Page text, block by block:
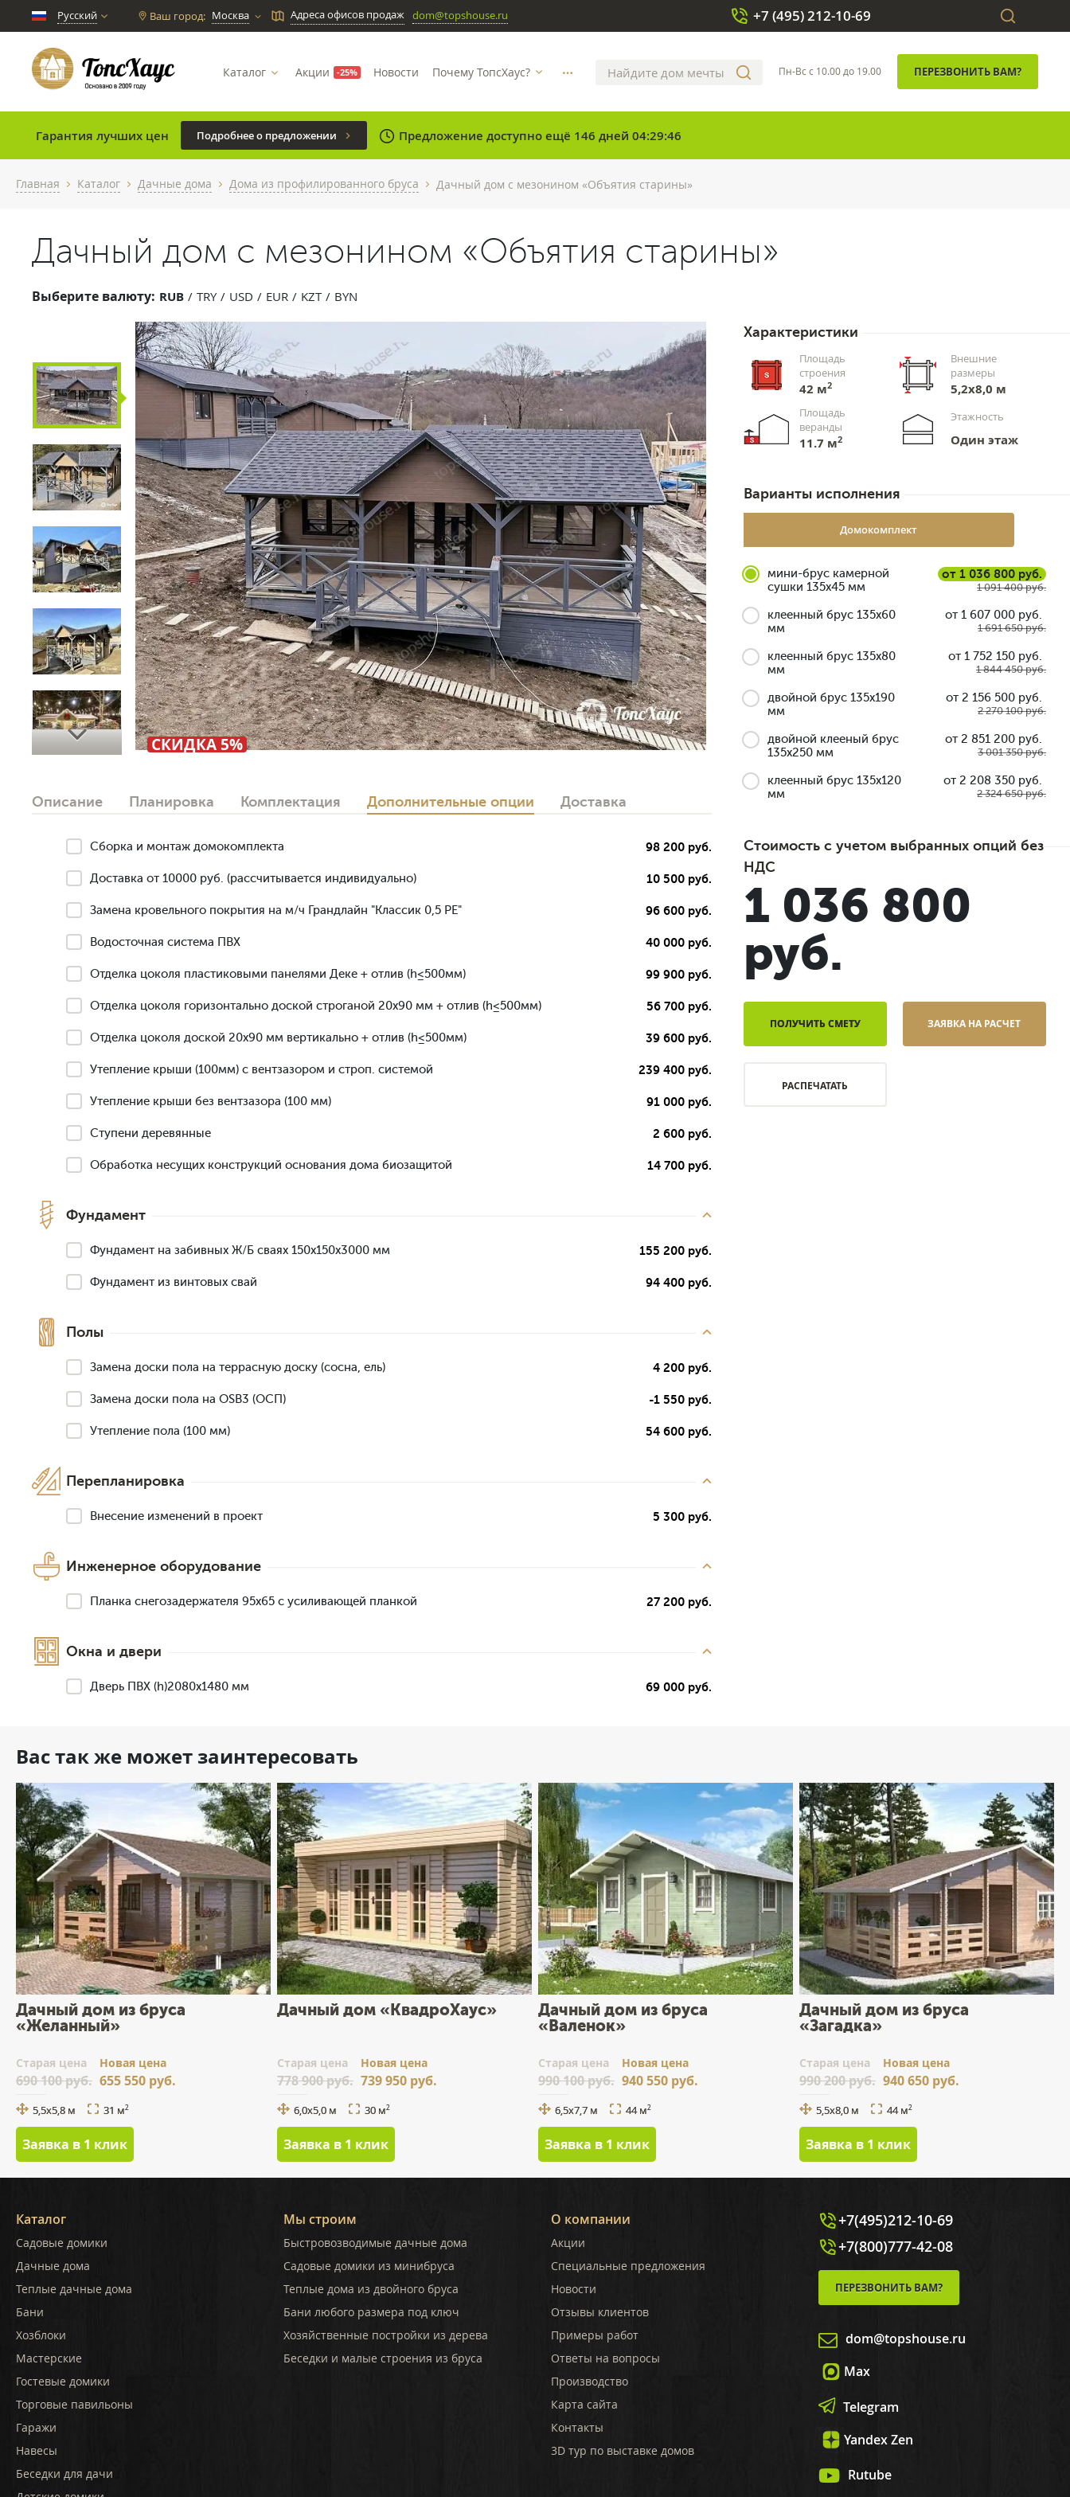
Русский Ваш город: Москва chevron_down Адреса офисов продаж dom@topshouse.ru
Каталог Акции -25% Новости Почему ТопсХаус? more_horizontal
+7 (495) 212-10-69
Пн-Вс с 10.00 до 19.00 ПЕРЕЗВОНИТЬ ВАМ?
Гарантия лучших цен Подробнее о предложении clock Предложение доступно ещё 146 дней 04:29:46
Главная chevron_right Каталог chevron_right Дачные дома chevron_right Дома из профилированного бруса chevron_right Дачный дом с мезонином «Объятия старины»
Дачный дом с мезонином «Объятия старины»
Выберите валюту: RUB TRY USD EUR KZT BYN
Next СКИДКА 5%
Описание Планировка Комплектация Дополнительные опции Доставка
Сборка и монтаж домокомплекта 98 200 руб.
Доставка от 10000 руб. (рассчитывается индивидуально) 10 500 руб.
Замена кровельного покрытия на м/ч Грандлайн "Классик 0,5 РЕ" 96 600 руб.
Водосточная система ПВХ 40 000 руб.
Отделка цоколя пластиковыми панелями Деке + отлив (h≤500мм) 99 900 руб.
Отделка цоколя горизонтально доской строганой 20х90 мм + отлив (h≤500мм) 56 700 руб.
Отделка цоколя доской 20х90 мм вертикально + отлив (h≤500мм) 39 600 руб.
Утепление крыши (100мм) с вентзазором и строп. системой 239 400 руб.
Утепление крыши без вентзазора (100 мм) 91 000 руб.
Ступени деревянные 2 600 руб.
Обработка несущих конструкций основания дома биозащитой 14 700 руб.
Фундамент
Фундамент на забивных Ж/Б сваях 150x150x3000 мм 155 200 руб.
Фундамент из винтовых свай 94 400 руб.
Полы
Замена доски пола на террасную доску (сосна, ель) 4 200 руб.
Замена доски пола на OSB3 (ОСП) -1 550 руб.
Утепление пола (100 мм) 54 600 руб.
Перепланировка
Внесение изменений в проект 5 300 руб.
Инженерное оборудование
Планка снегозадержателя 95х65 с усиливающей планкой 27 200 руб.
Окна и двери
Дверь ПВХ (h)2080х1480 мм 69 000 руб.
Характеристики
Площадь
строения
42 м2
Внешние
размеры
5,2x8,0 м
Площадь
веранды
11.7 м2
Этажность
Один этаж
Варианты исполнения
Домокомплект
мини-брус камерной
сушки 135x45 мм
от 1 036 800 руб.
1 091 400 руб.
клеенный брус 135x60
мм
от 1 607 000 руб.
1 691 650 руб.
клеенный брус 135x80
мм
от 1 752 150 руб.
1 844 450 руб.
двойной брус 135x190
мм
от 2 156 500 руб.
2 270 100 руб.
двойной клееный брус
135x250 мм
от 2 851 200 руб.
3 001 350 руб.
клеенный брус 135x120
мм
от 2 208 350 руб.
2 324 650 руб.
Стоимость с учетом выбранных опций без
НДС
1 036 800
руб.
ПОЛУЧИТЬ СМЕТУ ЗАЯВКА НА РАСЧЕТ
РАСПЕЧАТАТЬ
Вас так же может заинтересовать
Дачный дом из бруса
«Желанный»
Cтарая цена
690 100 руб.
Новая цена
655 550 руб.
5,5х5,8 м 31 м2
Заявка в 1 клик
Дачный дом «КвадроХаус»
Cтарая цена
778 900 руб.
Новая цена
739 950 руб.
6,0х5,0 м 30 м2
Заявка в 1 клик
Дачный дом из бруса
«Валенок»
Cтарая цена
990 100 руб.
Новая цена
940 550 руб.
6,5x7,7 м 44 м2
Заявка в 1 клик
Дачный дом из бруса
«Загадка»
Cтарая цена
990 200 руб.
Новая цена
940 650 руб.
5,5x8,0 м 44 м2
Заявка в 1 клик
Каталог
Садовые домики
Дачные дома
Теплые дачные дома
Бани
Хозблоки
Мастерские
Гостевые домики
Торговые павильоны
Гаражи
Навесы
Беседки для дачи
Мы строим
Быстровозводимые дачные дома
Садовые домики из минибруса
Теплые дома из двойного бруса
Бани любого размера под ключ
Хозяйственные постройки из дерева
Беседки и малые строения из бруса
О компании
Акции
Специальные предложения
Новости
Отзывы клиентов
Примеры работ
Ответы на вопросы
Производство
Карта сайта
Контакты
3D тур по выставке домов
+7(495)212-10-69
+7(800)777-42-08
ПЕРЕЗВОНИТЬ ВАМ?
dom@topshouse.ru
Max
Telegram
Yandex Zen
Rutube